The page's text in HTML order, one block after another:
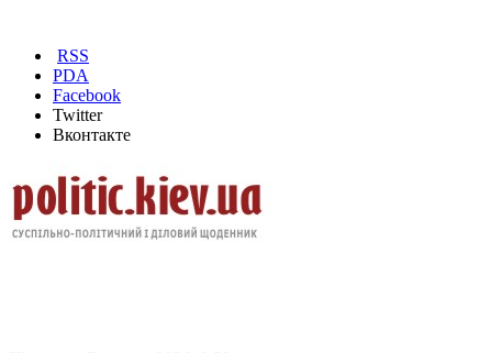
RSS
PDA
Facebook
Twitter
Вконтакте